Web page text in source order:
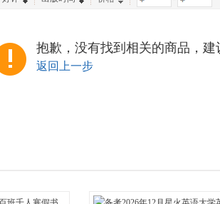
抱歉，没有找到相关的商品，
返回上一步